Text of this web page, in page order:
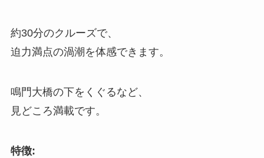
約30分のクルーズで、
迫力満点の渦潮を体感できます。
鳴門大橋の下をくぐるなど、
見どころ満載です。
特徴: